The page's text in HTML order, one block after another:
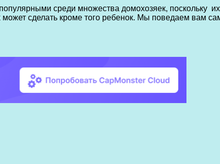
среди множества домохозяек, поскольку
может сделать кроме того ребенок. Мы поведаем вам